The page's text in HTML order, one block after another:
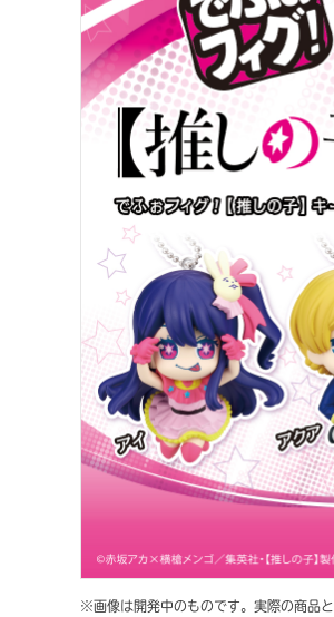
※画像は開発中のものです。実際の商品